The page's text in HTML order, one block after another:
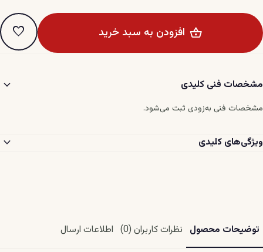
افزودن به سبد خرید favorite
مشخصات فنی کلیدی expand_more
مشخصات فنی به‌زودی ثبت می‌شود.
ویژگی‌های کلیدی expand_more
توضیحات محصول نظرات کاربران (0) اطلاعات ارسال